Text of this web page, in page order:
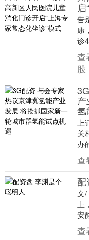
告
康
诊
就
查
股
产
氢
关
办
家
查
配
文/
安
虎
查